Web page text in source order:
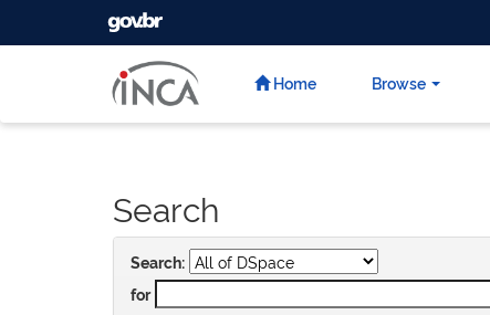
GOVBR
Home Browse
Search
Search:
for